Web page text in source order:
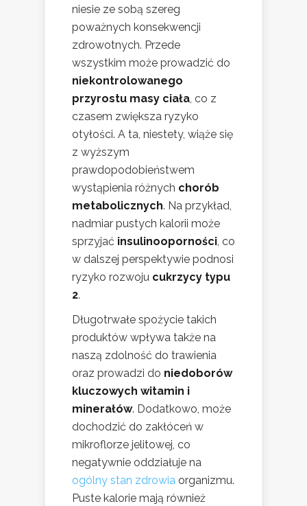
niesie ze sobą szereg
poważnych konsekwencji
zdrowotnych. Przede
wszystkim może prowadzić do
niekontrolowanego
przyrostu masy ciała, co z
czasem zwiększa ryzyko
otyłości. A ta, niestety, wiąże się
z wyższym
prawdopodobieństwem
wystąpienia różnych chorób
metabolicznych. Na przykład,
nadmiar pustych kalorii może
sprzyjać insulinooporności, co
w dalszej perspektywie podnosi
ryzyko rozwoju cukrzycy typu
2.
Długotrwałe spożycie takich
produktów wpływa także na
naszą zdolność do trawienia
oraz prowadzi do niedoborów
kluczowych witamin i
minerałów. Dodatkowo, może
dochodzić do zakłóceń w
mikroflorze jelitowej, co
negatywnie oddziałuje na
ogólny stan zdrowia organizmu.
Puste kalorie mają również